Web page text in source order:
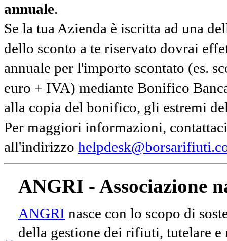
annuale.
Se la tua Azienda è iscritta ad una
dello sconto a te riservato dovrai
annuale per l'importo scontato (es.
euro + IVA) mediante Bonifico
alla copia del bonifico, gli estremi
Per maggiori informazioni,
all'indirizzo
ANGRI - Associazione
ANGRI nasce con lo scopo di
della gestione dei rifiuti, tutelare e